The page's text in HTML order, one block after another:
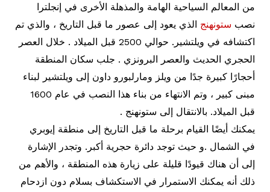
من المعالم السياحية الهامة والمذهلة الأخرى في إنجلترا
نصب ستونهنج الذي يعود إلى عصور ما قبل التاريخ ، والذي تم
اكتشافه في ويلتشير. حوالي 2500 قبل الميلاد . خلال العصر
الحجري الحديث والعصر البرونزي . جلب سكان المنطقة
أحجارًا كبيرة جدًا من ويلز ومارلبورو داون إلى ويلتشير لبناء
مبنى كبير ، وتم الانتهاء من بناء هذا النصب في عام 1600
قبل الميلاد. بالانتقال إلى ستونهنج .
يمكنك أيضًا القيام برحلة ما قبل التاريخ إلى منطقة إيوبري
في الشمال .و حيث توجد دائرة حجرية أكبر. وتجدر الإشارة
إلى أن هناك قيودًا قليلة على زيارة هذه المنطقة ، والأهم من
ذلك أنه يمكنك الاستمرار في الاستكشاف بسلام دون ازدحام